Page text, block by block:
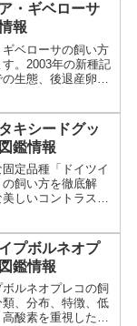
・ギベローサ
報
ベローサの飼い方
。2003年の新種記
生態、後退産卵の
キシードグッ
鑑情報
定品種「ドイツイ
飼い方を徹底解
しいコントラスト
プボルネオプ
鑑情報
ルネオプレコの飼
、分布、特徴、低
酸素を重視した飼